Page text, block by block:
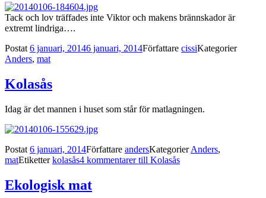
Tack och lov träffades inte Viktor och makens brännskador är
extremt lindriga….
Postat6 januari, 20146 januari, 2014Författare cissiKategorier
Anders, mat
Kolasås
Idag är det mannen i huset som står för matlagningen.
Postat 6 januari, 2014Författare andersKategorierAnders,
matEtiketterkolasås4 kommentarertill Kolasås
Ekologisk mat